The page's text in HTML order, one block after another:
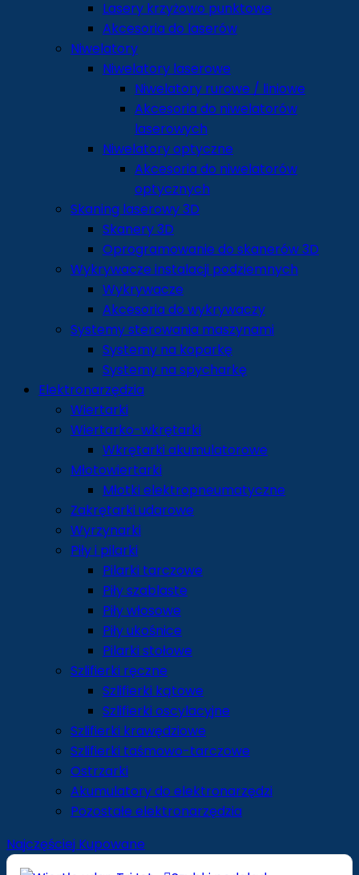
Lasery krzyżowo punktowe
Akcesoria do laserów
Niwelatory
Niwelatory laserowe
Niwelatory rurowe / liniowe
Akcesoria do niwelatorów
laserowych
Niwelatory optyczne
Akcesoria do niwelatorów
optycznych
Skaning laserowy 3D
Skanery 3D
Oprogramowanie do skanerów 3D
Wykrywacze instalacji podziemnych
Wykrywacze
Akcesoria do wykrywaczy
Systemy sterowania maszynami
Systemy na koparkę
Systemy na spycharkę
Elektronarzędzia
Wiertarki
Wiertarko-wkrętarki
Wkrętarki akumulatorowe
Młotowiertarki
Młotki elektropneumatyczne
Zakrętarki udarowe
Wyrzynarki
Piły i pilarki
Pilarki tarczowe
Piły szablaste
Piły włosowe
Piły ukośnice
Pilarki stołowe
Szlifierki ręczne
Szlifierki kątowe
Szlifierki oscylacyjne
Szlifierki krawędziowe
Szlifierki taśmowo-tarczowe
Ostrzarki
Akumulatory do elektronarzędzi
Pozostałe elektronarzędzia
Najczęściej Kupowane